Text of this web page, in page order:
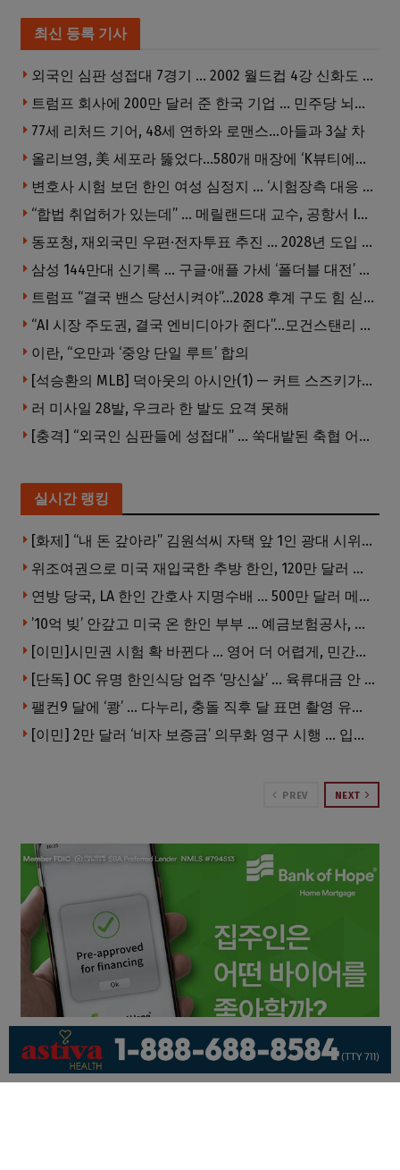
최신 등록 기사
외국인 심판 성접대 7경기 … 2002 월드컵 4강 신화도 흔들
트럼프 회사에 200만 달러 준 한국 기업 … 민주당 뇌물의혹 조사
77세 리처드 기어, 48세 연하와 로맨스…아들과 3살 차
올리브영, 美 세포라 뚫었다…580개 매장에 ‘K뷰티에딧’ 론칭
변호사 시험 보던 한인 여성 심정지 … ‘시험장측 대응 부적절’ 소송
“합법 취업허가 있는데” … 메릴랜드대 교수, 공항서 ICE에 체포, 구금 중
동포청, 재외국민 우편·전자투표 추진 … 2028년 도입 목표
삼성 144만대 신기록 … 구글·애플 가세 ‘폴더블 대전’ 열린다
트럼프 “결국 밴스 당선시켜야”…2028 후계 구도 힘 싣나
“AI 시장 주도권, 결국 엔비디아가 쥔다”…모건스탠리 장담
이란, “오만과 ‘중앙 단일 루트’ 합의
[석승환의 MLB] 덕아웃의 아시안(1) — 커트 스즈키가 우리에게 묻는 것
러 미사일 28발, 우크라 한 발도 요격 못해
[충격] “외국인 심판들에 성접대” … 쑥대밭된 축협 어디까지 추락하나
실시간 랭킹
[화제] “내 돈 갚아라” 김원석씨 자택 앞 1인 광대 시위 … 한인 투자사, “108만 달러 못받아”
위조여권으로 미국 재입국한 추방 한인, 120만 달러 은행 사기 행각
연방 당국, LA 한인 간호사 지명수배 … 500만 달러 메디캐어 사기, 선고 직전 한국 도주
’10억 빚’ 안갚고 미국 온 한인 부부 … 예금보험공사, 미국서 소송
[이민]시민권 시험 확 바뀐다 … 영어 더 어렵게, 민간시험 도입 추진
[단독] OC 유명 한인식당 업주 ‘망신살’ … 육류대금 안 갚자 식당서 공개추심
팰컨9 달에 ‘쾅’ … 다누리, 충돌 직후 달 표면 촬영 유일 탐사선
[이민] 2만 달러 ‘비자 보증금’ 의무화 영구 시행 … 입국 문턱 더 높아진다.
PREV NEXT